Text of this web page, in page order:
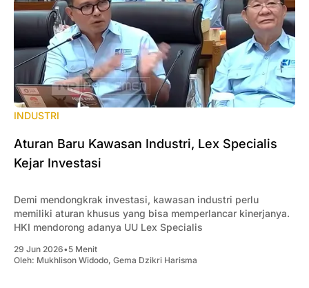
INDUSTRI
Aturan Baru Kawasan Industri, Lex Specialis
Kejar Investasi
Demi mendongkrak investasi, kawasan industri perlu
memiliki aturan khusus yang bisa memperlancar kinerjanya.
HKI mendorong adanya UU Lex Specialis
29 Jun 2026•5 Menit
Oleh: Mukhlison Widodo, Gema Dzikri Harisma